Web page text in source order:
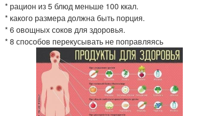
* рацион из 5 блюд меньше 100 ккал.
* какого размера должна быть порция.
* 6 овощных соков для здоровья.
* 8 способов перекусывать не поправляясь